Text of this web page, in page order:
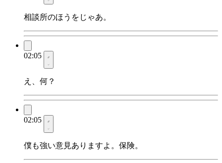
相談所のほうをじゃあ。
02:05
え、何？
02:05
僕も強い意見ありますよ。保険。